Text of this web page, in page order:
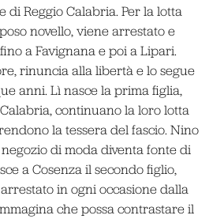
di Reggio Calabria. Per la lotta
novello, viene arrestato e
a Favignana e poi a Lipari.
rinuncia alla libertà e lo segue
anni. Lì nasce la prima figlia,
continuano la loro lotta
la tessera del fascio. Nino
di moda diventa fonte di
a Cosenza il secondo figlio,
in ogni occasione dalla
che possa contrastare il